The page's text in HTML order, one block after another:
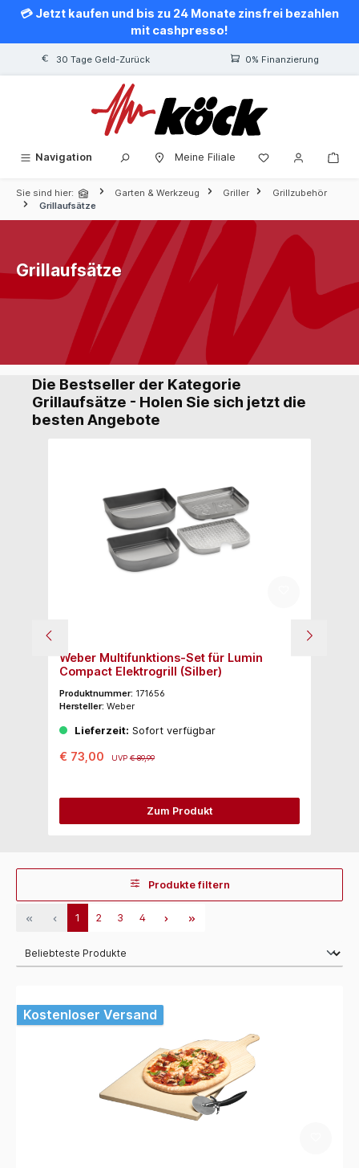
springen
💳 Jetzt kaufen und bis zu 24 Monate zinsfrei bezahlen
mit cashpresso!
30 Tage Geld-Zurück 0% Finanzierung
Navigation Meine Filiale
Sie sind hier: Garten & Werkzeug Griller
Grillzubehör
Grillaufsätze
Grillaufsätze
Die Bestseller der Kategorie
Grillaufsätze - Holen Sie sich jetzt die
besten Angebote
Weber Multifunktions-Set für Lumin
Compact Elektrogrill (Silber)
Produktnummer: 171656
Hersteller: Weber
Lieferzeit: Sofort verfügbar
€ 73,00 UVP€ 89,99
Zum Produkt
Produkte filtern
1 2 3 4
Kostenloser Versand